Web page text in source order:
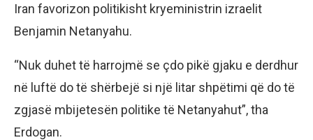
Iran favorizon politikisht kryeministrin izraelit
Benjamin Netanyahu.
“Nuk duhet të harrojmë se çdo pikë gjaku e derdhur
në luftë do të shërbejë si një litar shpëtimi që do të
zgjasë mbijetesën politike të Netanyahut”, tha
Erdogan.